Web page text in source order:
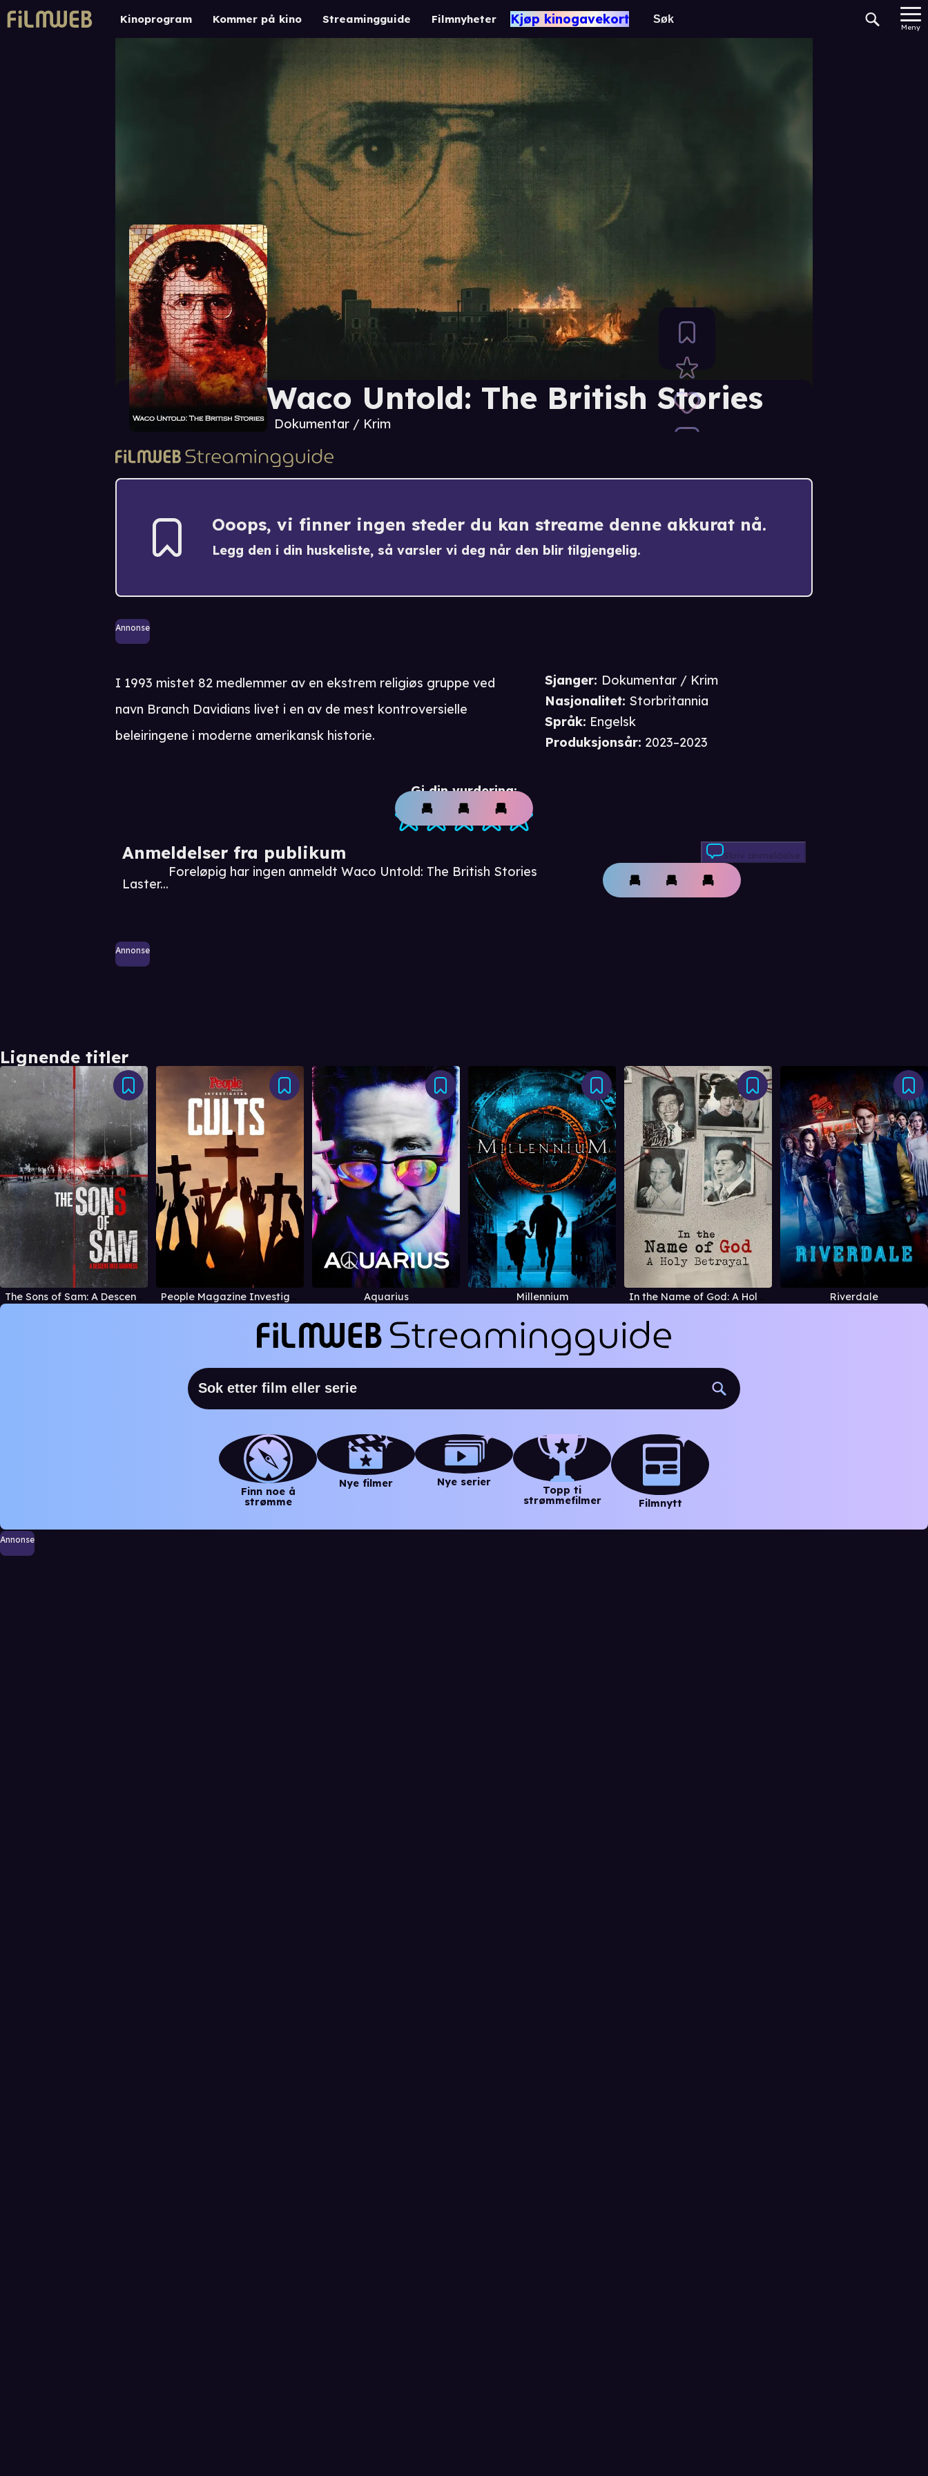
Kinoprogram Kommer på kino Streamingguide Filmnyheter Kjøp kinogavekort
Meny
Waco Untold: The British Stories
Dokumentar / Krim
Ooops, vi finner ingen steder du kan streame denne akkurat nå.
Legg den i din huskeliste, så varsler vi deg når den blir tilgjengelig.
Annonse
Gi din vurdering:
Anmeldelser fra publikum
Laster...
Foreløpig har ingen anmeldt Waco Untold: The British Stories
Skriv anmeldelse
Annonse
Sjanger: Dokumentar / Krim
Nasjonalitet: Storbritannia
Språk: Engelsk
Produksjonsår: 2023–2023
I 1993 mistet 82 medlemmer av en ekstrem religiøs gruppe ved
navn Branch Davidians livet i en av de mest kontroversielle
beleiringene i moderne amerikansk historie.
Lignende titler
The Sons of Sam: A Descent into Darkness People Magazine Investigates: Cults Aquarius Millennium In the Name of God: A Holy Betrayal Riverdale
Finn noe å
strømme
Nye filmer Nye serier
Topp ti
strømmefilmer
Filmnytt
Annonse